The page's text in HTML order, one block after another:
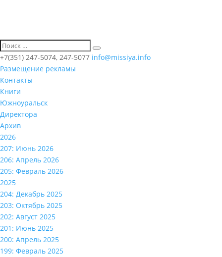
+7(351) 247-5074, 247-5077 info@missiya.info
Размещение рекламы
Контакты
Книги
Южноуральск
Директора
Архив
2026
207: Июнь 2026
206: Апрель 2026
205: Февраль 2026
2025
204: Декабрь 2025
203: Октябрь 2025
202: Август 2025
201: Июнь 2025
200: Апрель 2025
199: Февраль 2025